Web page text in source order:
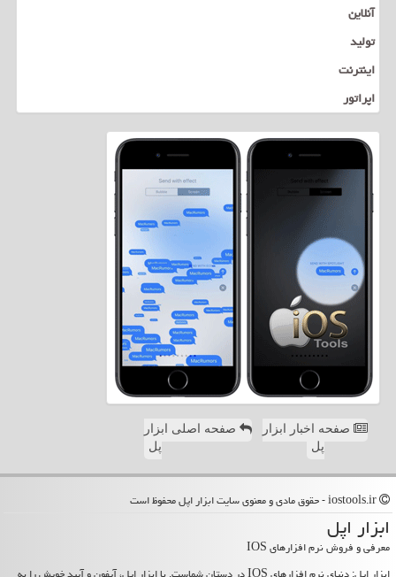
آنلاین
تولید
اینترنت
اپراتور
صفحه اخبار ابزار
پل
صفحه اصلی ابزار
پل
ابزار اپل
معرفی و فروش نرم افزارهای IOS